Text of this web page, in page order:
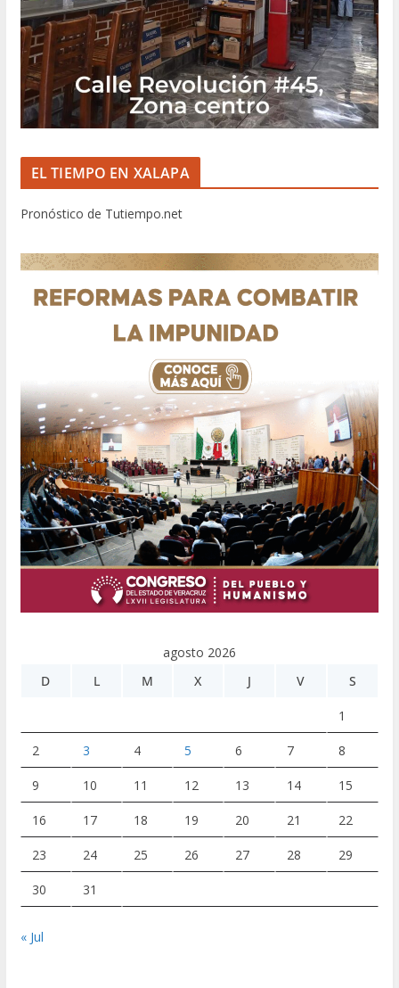
EL TIEMPO EN XALAPA
Pronóstico de Tutiempo.net
agosto 2026
D
L M X J V S
1
2 3 4 5 6 7 8
9 10 11 12 13 14 15
16 17 18 19 20 21 22
23 24 25 26 27 28 29
30 31
« Jul